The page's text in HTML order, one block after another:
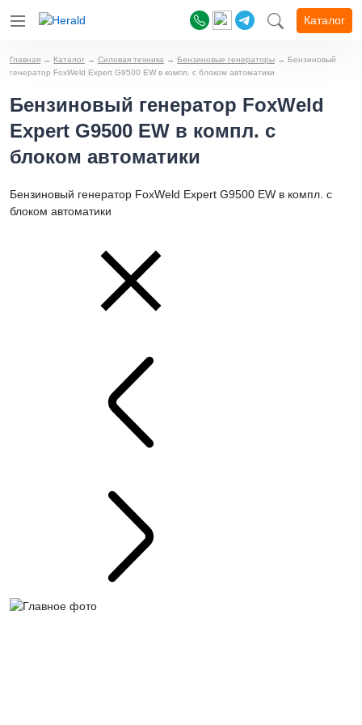
Каталог
Главная → Каталог → Силовая техника → Бензиновые генераторы → Бензиновый
генератор FoxWeld Expert G9500 EW в компл. с блоком автоматики
Бензиновый генератор FoxWeld
Expert G9500 EW в компл. с
блоком автоматики
Бензиновый генератор FoxWeld Expert G9500 EW в компл. с
блоком автоматики